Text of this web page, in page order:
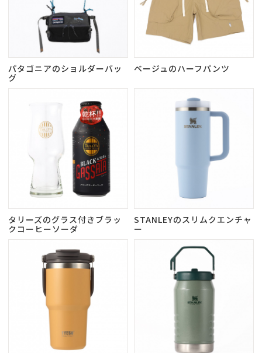
パタゴニアのショルダーバッ
グ
ベージュのハーフパンツ
タリーズのグラス付きブラッ
クコーヒーソーダ
STANLEYのスリムクエンチャ
ー